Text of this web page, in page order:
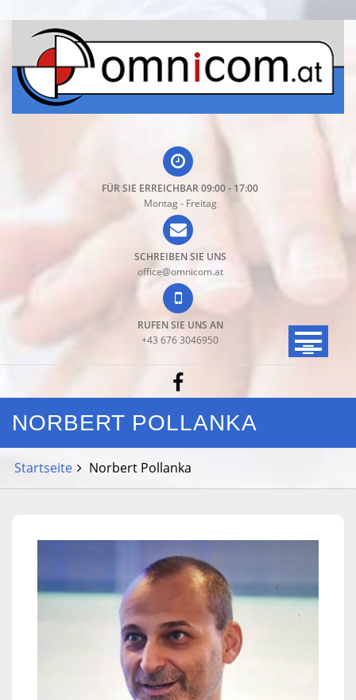
Inhalt
FÜR SIE ERREICHBAR 09:00 - 17:00
Montag - Freitag
SCHREIBEN SIE UNS
office@omnicom.at
RUFEN SIE UNS AN
+43 676 3046950
NORBERT POLLANKA
Startseite Norbert Pollanka